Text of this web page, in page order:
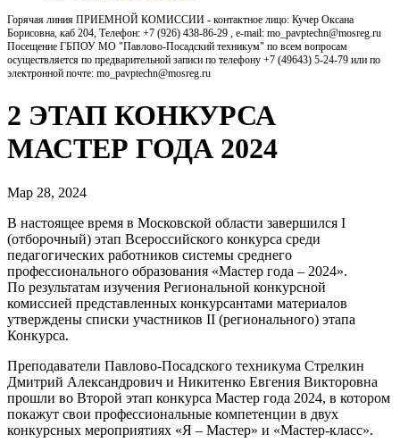
Горячая линия ПРИЕМНОЙ КОМИССИИ - контактное лицо: Кучер Оксана
Борисовна, каб 204, Телефон: +7 (926) 438-86-29 , e-mail: mo_pavptechn@mosreg.ru
Посещение ГБПОУ МО "Павлово-Посадский техникум" по всем вопросам
осуществляется по предварительной записи по телефону +7 (49643) 5-24-79 или по
электронной почте: mo_pavptechn@mosreg.ru
2 ЭТАП КОНКУРСА
МАСТЕР ГОДА 2024
Мар 28, 2024
В настоящее время в Московской области завершился I
(отборочный) этап Всероссийского конкурса среди
педагогических работников системы среднего
профессионального образования «Мастер года – 2024».
По результатам изучения Региональной конкурсной
комиссией представленных конкурсантами материалов
утверждены списки участников II (регионального) этапа
Конкурса.
Преподаватели Павлово-Посадского техникума Стрелкин
Дмитрий Александрович и Никитенко Евгения Викторовна
прошли во Второй этап конкурса Мастер года 2024, в котором
покажут свои профессиональные компетенции в двух
конкурсных мероприятиях «Я – Мастер» и «Мастер-класс».